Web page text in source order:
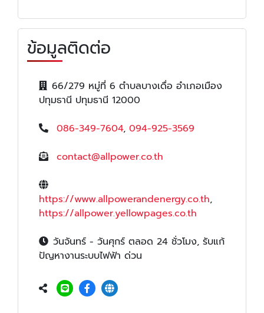
ข้อมูลติดต่อ
66/279 หมู่ที่ 6 ตำบลบางเดื่อ อำเภอเมือง
ปทุมธานี ปทุมธานี 12000
086-349-7604, 094-925-3569
contact@allpower.co.th
https://www.allpowerandenergy.co.th,
https://allpower.yellowpages.co.th
วันจันทร์ - วันศุกร์ ตลอด 24 ชั่วโมง, รับแก้
ปัญหางานระบบไฟฟ้า ด่วน